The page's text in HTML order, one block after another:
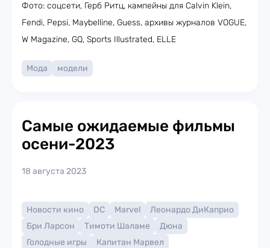
Фото: соцсети, Герб Ритц, кампейны для Calvin Klein,
Fendi, Pepsi, Maybelline, Guess, архивы журналов VOGUE,
W Magazine, GQ, Sports Illustrated, ELLE
Мода модели
Самые ожидаемые фильмы
осени-2023
18 августа 2023
Новости кино DC Marvel
Леонардо ДиКаприо
Бри Ларсон
Тимоти Шаламе
Дюна
Голодные игры
Капитан Марвел